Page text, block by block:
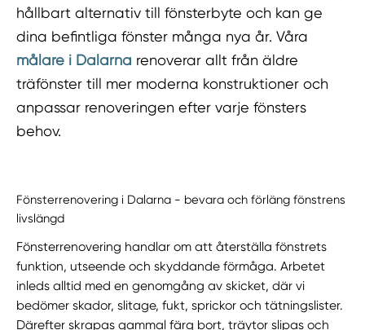
hållbart alternativ till fönsterbyte och kan ge
dina befintliga fönster många nya år. Våra
målare i Dalarna renoverar allt från äldre
träfönster till mer moderna konstruktioner och
anpassar renoveringen efter varje fönsters
behov.
Fönsterrenovering i Dalarna - bevara och förläng fönstrens
livslängd
Fönsterrenovering handlar om att återställa fönstrets
funktion, utseende och skyddande förmåga. Arbetet
inleds alltid med en genomgång av skicket, där vi
bedömer skador, slitage, fukt, sprickor och tätningslister.
Därefter skrapas gammal färg bort, träytor slipas och